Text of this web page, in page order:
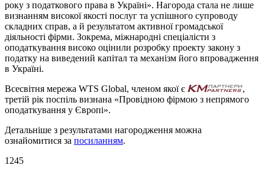
року з податкового права в Україні». Нагорода стала не лише
визнанням високої якості послуг та успішного супроводу
складних справ, а й результатом активної громадської
діяльності фірми. Зокрема, міжнародні спеціалісти з
оподаткування високо оцінили розробку проекту закону з
податку на виведений капітал та механізм його впровадження
в Україні.
Всесвітня мережа WTS Global, членом якої є
,
третій рік поспіль визнана «Провідною фірмою з непрямого
оподаткування у Європі».
Детальніше з результатами нагородження можна
ознайомитися за посиланням.
1245